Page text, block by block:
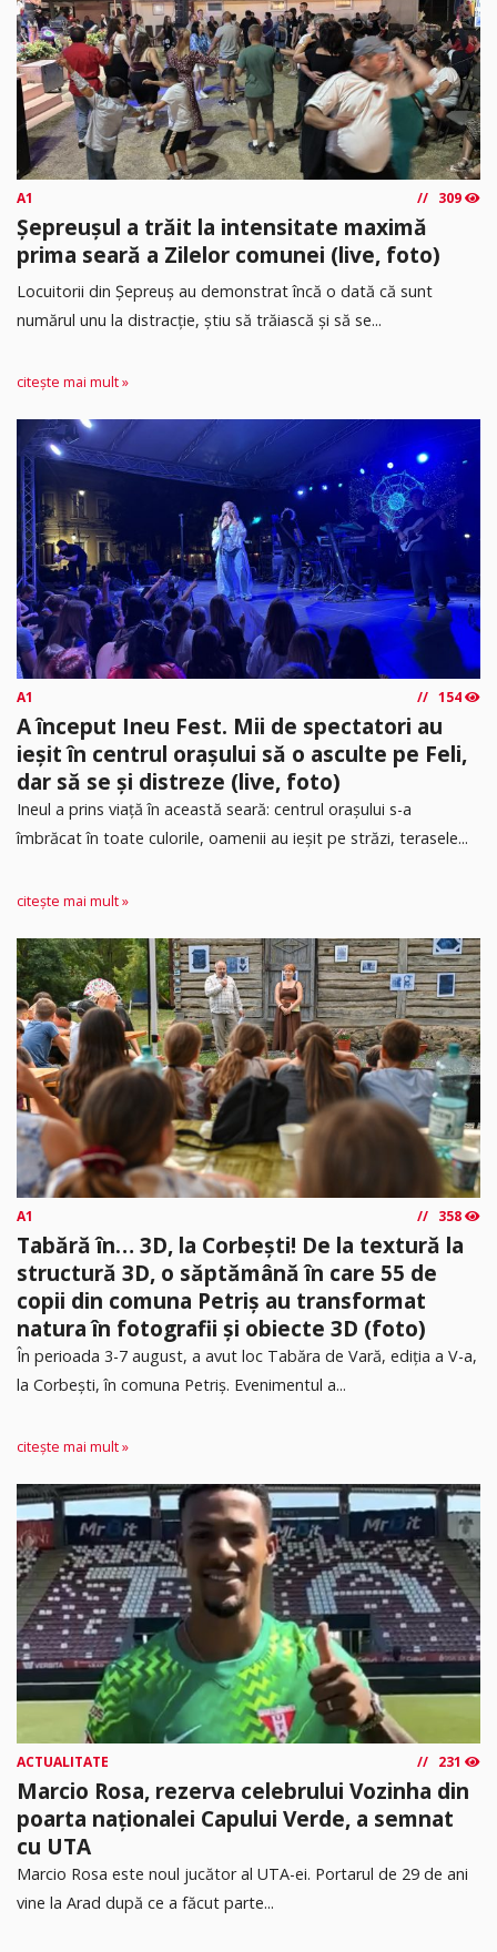
A1 309
Șepreușul a trăit la intensitate maximă
prima seară a Zilelor comunei (live, foto)
Locuitorii din Șepreuș au demonstrat încă o dată că sunt
numărul unu la distracție, știu să trăiască și să se...
citește mai mult »
A1 154
A început Ineu Fest. Mii de spectatori au
ieșit în centrul orașului să o asculte pe Feli,
dar să se și distreze (live, foto)
Ineul a prins viață în această seară: centrul orașului s-a
îmbrăcat în toate culorile, oamenii au ieșit pe străzi, terasele...
citește mai mult »
A1 358
Tabără în… 3D, la Corbești! De la textură la
structură 3D, o săptămână în care 55 de
copii din comuna Petriș au transformat
natura în fotografii și obiecte 3D (foto)
În perioada 3-7 august, a avut loc Tabăra de Vară, ediția a V-a,
la Corbești, în comuna Petriș. Evenimentul a...
citește mai mult »
ACTUALITATE 231
Marcio Rosa, rezerva celebrului Vozinha din
poarta naționalei Capului Verde, a semnat
cu UTA
Marcio Rosa este noul jucător al UTA-ei. Portarul de 29 de ani
vine la Arad după ce a făcut parte...